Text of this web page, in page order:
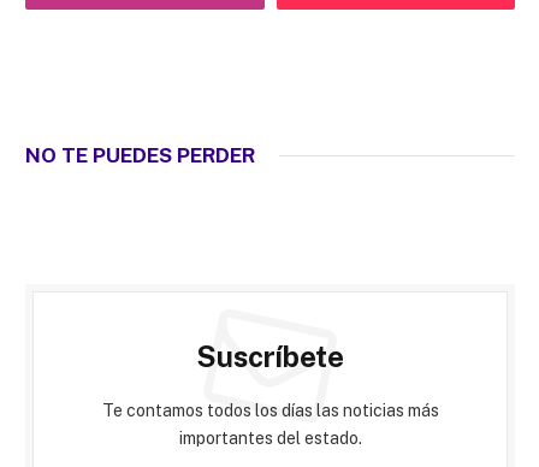
NO TE PUEDES PERDER
Suscríbete
Te contamos todos los días las noticias más
importantes del estado.